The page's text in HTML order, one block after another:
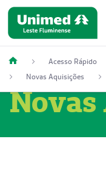
Acesso Rápido
Novas Aquisições